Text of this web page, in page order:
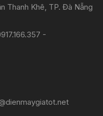
Thanh Khê, TP. Đà Nẵng
-